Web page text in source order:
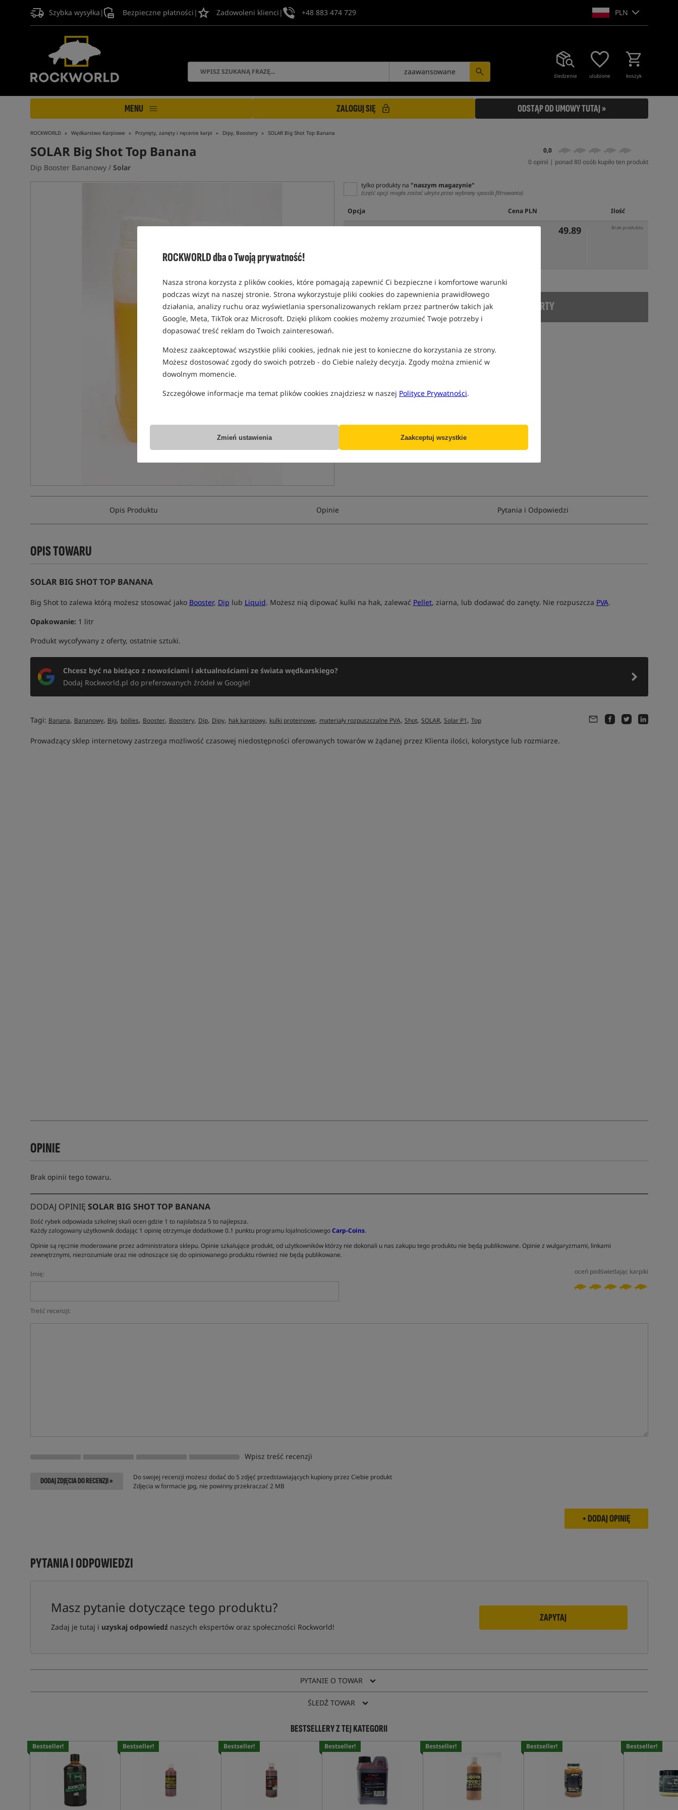
ROCKWORLD dba o Twoją prywatność!
Nasza strona korzysta z plików cookies, które pomagają zapewnić Ci bezpieczne i komfortowe warunki
podczas wizyt na naszej stronie. Strona wykorzystuje pliki cookies do zapewnienia prawidłowego
działania, analizy ruchu oraz wyświetlania spersonalizowanych reklam przez partnerów takich jak
Google, Meta, TikTok oraz Microsoft. Dzięki plikom cookies możemy zrozumieć Twoje potrzeby i
dopasować treść reklam do Twoich zainteresowań.
Możesz zaakceptować wszystkie pliki cookies, jednak nie jest to konieczne do korzystania ze strony.
Możesz dostosować zgody do swoich potrzeb - do Ciebie należy decyzja. Zgody można zmienić w
dowolnym momencie.
Szczegółowe informacje ma temat plików cookies znajdziesz w naszej Polityce Prywatności.
Zmień ustawienia Zaakceptuj wszystkie
Szybka wysyłka | Bezpieczne płatności | Zadowoleni klienci | +48 883 474 729 PLN
śledzenie ulubione koszyk
zaawansowane
MENU ZALOGUJ SIĘ ODSTĄP OD UMOWY TUTAJ »
ROCKWORLD Wędkarstwo Karpiowe Przynęty, zanęty i nęcenie karpi Dipy, Boostery SOLAR Big Shot Top Banana
SOLAR Big Shot Top Banana
Dip Booster Bananowy / Solar
0,0
0 opinii | ponad 80 osób kupiło ten produkt
tylko produkty na "naszym magazynie"
(część opcji mogła zostać ukryta przez wybrany sposób filtrowania)
Opcja Cena PLN Ilość
49.89 Brak produktu
PRODUKT WYCOFANY Z OFERTY
Opis Produktu Opinie Pytania i Odpowiedzi
OPIS TOWARU
SOLAR BIG SHOT TOP BANANA
Big Shot to zalewa którą możesz stosować jako Booster, Dip lub Liquid. Możesz nią dipować kulki na hak, zalewać Pellet, ziarna, lub dodawać do zanęty. Nie rozpuszcza PVA.
Opakowanie: 1 litr
Produkt wycofywany z oferty, ostatnie sztuki.
Chcesz być na bieżąco z nowościami i aktualnościami ze świata wędkarskiego?
Dodaj Rockworld.pl do preferowanych źródeł w Google!
Tagi: Banana, Bananowy, Big, boilies, Booster, Boostery, Dip, Dipy, hak karpiowy, kulki proteinowe, materiały rozpuszczalne PVA, Shot, SOLAR, Solar P1, Top
Prowadzący sklep internetowy zastrzega możliwość czasowej niedostępności oferowanych towarów w żądanej przez Klienta ilości, kolorystyce lub rozmiarze.
OPINIE
Brak opinii tego towaru.
DODAJ OPINIĘ SOLAR BIG SHOT TOP BANANA
Ilość rybek odpowiada szkolnej skali ocen gdzie 1 to najsłabsza 5 to najlepsza.
Każdy zalogowany użytkownik dodając 1 opinię otrzymuje dodatkowe 0.1 punktu programu lojalnościowegoCarp-Coins.
Opinie są ręcznie moderowane przez administratora sklepu. Opinie szkalujące produkt, od użytkowników którzy nie dokonali u nas zakupu tego produktu nie będą publikowane. Opinie z wulgaryzmami, linkami
zewnętrznymi, niezrozumiałe oraz nie odnoszące się do opiniowanego produktu również nie będą publikowane.
oceń podświetlając karpiki
Imię:
Treść recenzji:
Wpisz treść recenzji
DODAJ ZDJĘCIA DO RECENZJI »
Do swojej recenzji możesz dodać do 5 zdjęć przedstawiających kupiony przez Ciebie produkt
Zdjęcia w formacie jpg, nie powinny przekraczać 2 MB
PYTANIA I ODPOWIEDZI
Masz pytanie dotyczące tego produktu?
Zadaj je tutaj i uzyskaj odpowiedźnaszych ekspertów oraz społeczności Rockworld!
ZAPYTAJ
PYTANIE O TOWAR
ŚLEDŹ TOWAR
BESTSELLERY Z TEJ KATEGORII
Bestseller! Bestseller! Bestseller! Bestseller! Bestseller! Bestseller! Bestseller!